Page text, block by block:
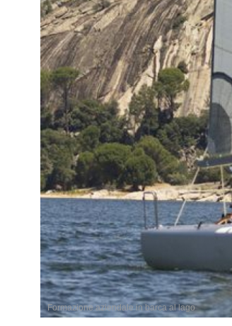
Formazione aziendale in barca al lago